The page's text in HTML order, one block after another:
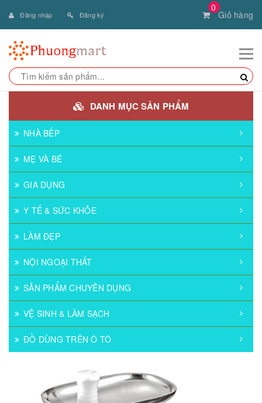
0
Giỏ hàng
Đăng nhập Đăng ký
DANH MỤC SẢN PHẨM
NHÀ BẾP
MẸ VÀ BÉ
GIA DỤNG
Y TẾ & SỨC KHỎE
LÀM ĐẸP
NỘI NGOẠI THẤT
SẢN PHẨM CHUYÊN DỤNG
VỆ SINH & LÀM SẠCH
ĐỒ DÙNG TRÊN Ô TÔ